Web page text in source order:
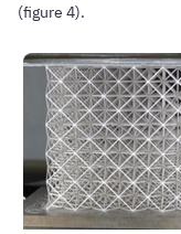
(figure 4).